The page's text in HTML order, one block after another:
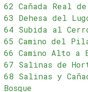
62 Cañada Real
63 Dehesa del
64 Subida al
65 Camino del
66 Camino Alto a
67 Salinas de
68 Salinas y
Bosque